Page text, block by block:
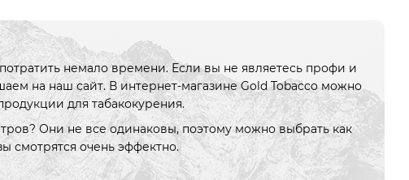
немало времени. Если вы не являетесь профи и
на наш сайт. В интернет-магазине Gold Tobacco можно
для табакокурения.
Они не все одинаковы, поэтому можно выбрать как
смотрятся очень эффектно.